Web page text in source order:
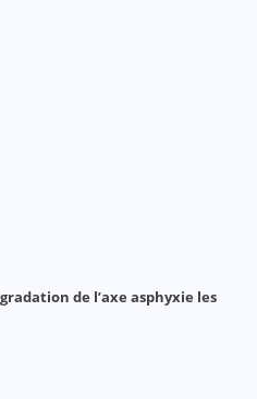
de l’axe asphyxie les